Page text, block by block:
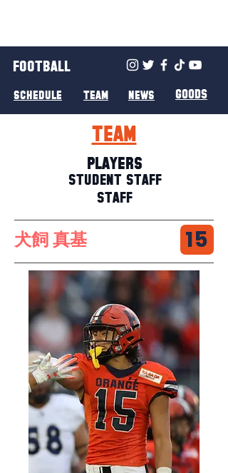
FOOTBALL
SCHEDULE TEAM NEWS GOODS
TEAM
PLAYERS
STUDENT STAFF
STAFF
犬飼 真基 15